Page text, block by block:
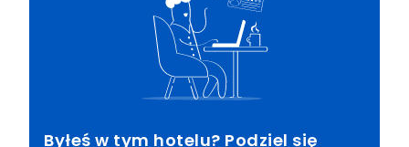
Byłeś w tym hotelu? Podziel się